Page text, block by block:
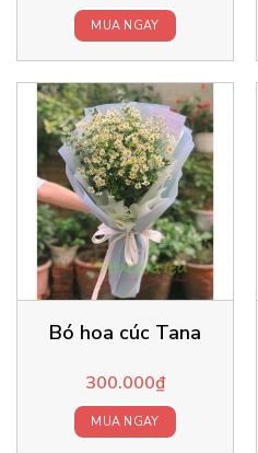
MUA NGAY
Bó hoa cúc Tana
300.000₫
MUA NGAY